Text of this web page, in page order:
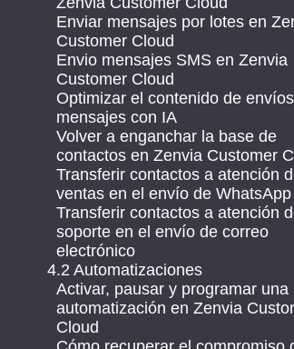
Enviar mensajes por lotes en
Customer Cloud
Envio mensajes SMS en Zenvia
Customer Cloud
Optimizar el contenido de
mensajes con IA
Volver a enganchar la base de
contactos en Zenvia Customer
Transferir contactos a atención
ventas en el envío de WhatsApp
Transferir contactos a atención
soporte en el envío de correo
electrónico
4.2 Automatizaciones
Activar, pausar y programar una
automatización en Zenvia
Cloud